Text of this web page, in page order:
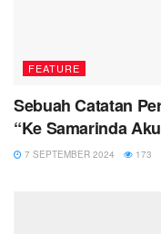
FEATURE
Sebuah Catatan
“Ke Samarinda
7 SEPTEMBER 2024 173